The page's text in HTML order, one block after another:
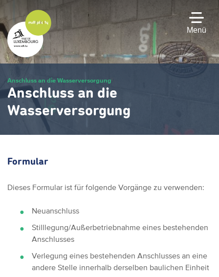
Hauptinhalt
gehen
Menü
Anschluss an die Wasserversorgung
Anschluss an die
Wasserversorgung
Formular
Dieses Formular ist für folgende Vorgänge zu verwenden:
Neuanschluss
Stilllegung/Außerbetriebnahme eines bestehenden
Anschlusses
Verlegung eines bestehenden Anschlusses an eine
andere Stelle innerhalb derselben baulichen Einheit